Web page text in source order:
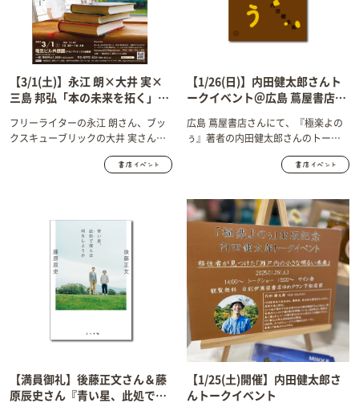
【3/1(土)】永江 朗×大井 実×
三島 邦弘「本の未来を拓く」
が開催されます！
フリーライターの永江 朗さん、ブッ
クスキューブリックの大井 実さんと
く」（福岡ユネスコ文化セミナー）
【1/26(日)】内田健太郎さんト
ークイベント＠広島 蔦屋書店が
広島 蔦屋書店さんにて、『極楽よの
ぅ』著者の内田健太郎さんのトーク
【満員御礼】後藤正文さん＆藤
原辰史さん『青い星、此処で僕
【1/25(土)開催】内田健太郎さ
んトークイベント